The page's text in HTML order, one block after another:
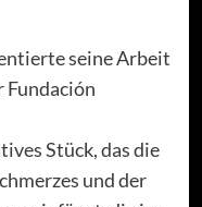
seine Arbeit
Fundación
Stück, das die
und der